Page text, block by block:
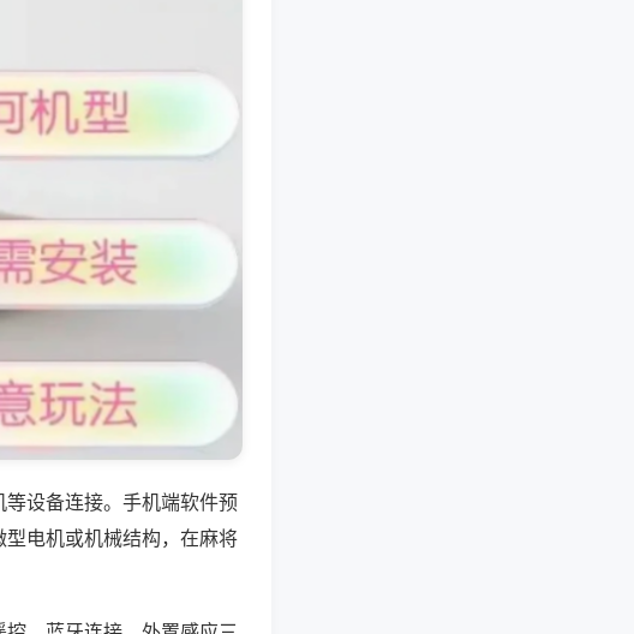
设备连接。手机端软件预
电机或机械结构，在麻将